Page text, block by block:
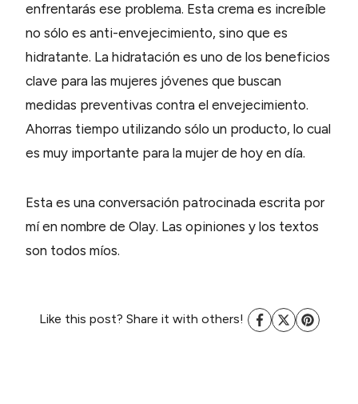
enfrentarás ese problema. Esta crema es increíble
no sólo es anti-envejecimiento, sino que es
hidratante. La hidratación es uno de los beneficios
clave para las mujeres jóvenes que buscan
medidas preventivas contra el envejecimiento.
Ahorras tiempo utilizando sólo un producto, lo cual
es muy importante para la mujer de hoy en día.
Esta es una conversación patrocinada escrita por
mí en nombre de Olay. Las opiniones y los textos
son todos míos.
Like this post? Share it with others!